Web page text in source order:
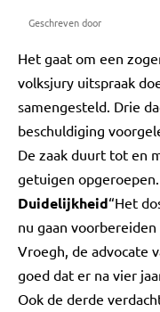
Geschreven door
Het gaat om een
volksjury uitspraak
samengesteld. Drie
beschuldiging
De zaak duurt tot en
getuigen opgeroepen.
Duidelijkheid“Het
nu gaan
Vroegh, de advocate
goed dat er na vier
Ook de derde